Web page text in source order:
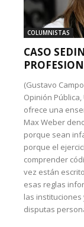
COLUMNISTAS
CASO
(Gustavo
Opinión
ofrece una
Max Weber
porque sean
porque el
comprender
vez están
esas reglas
las
disputas